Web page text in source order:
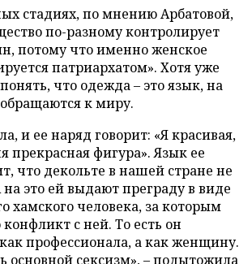
стадиях, по мнению Арбатовой,
по-разному контролирует
потому что именно женское
патриархатом». Хотя уже
что одежда – это язык, на
к миру.
и ее наряд говорит: «Я красивая,
прекрасная фигура». Язык ее
что декольте в нашей стране не
на это ей выдают преграду в виде
хамского человека, за которым
конфликт с ней. То есть он
профессионала, а как женщину.
основной сексизм», – подытожила